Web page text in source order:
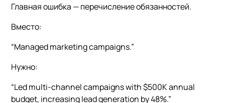
Главная ошибка — перечисление обязанностей.
Вместо:
“Managed marketing campaigns.”
Нужно:
“Led multi-channel campaigns with $500K annual
budget, increasing lead generation by 48%.”